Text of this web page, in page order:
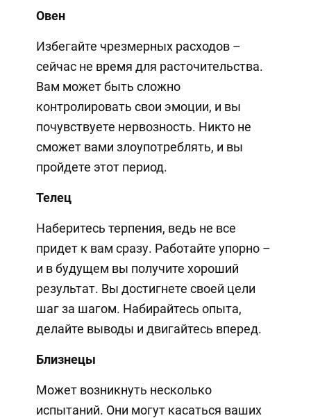
Овен
Избегайте чрезмерных расходов –
сейчас не время для расточительства.
Вам может быть сложно
контролировать свои эмоции, и вы
почувствуете нервозность. Никто не
сможет вами злоупотреблять, и вы
пройдете этот период.
Телец
Наберитесь терпения, ведь не все
придет к вам сразу. Работайте упорно –
и в будущем вы получите хороший
результат. Вы достигнете своей цели
шаг за шагом. Набирайтесь опыта,
делайте выводы и двигайтесь вперед.
Близнецы
Может возникнуть несколько
испытаний. Они могут касаться ваших